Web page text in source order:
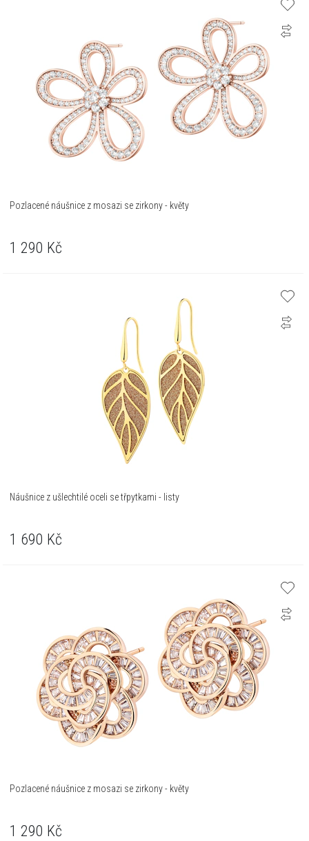
Pozlacené náušnice z mosazi se zirkony - květy
1 290 Kč
Náušnice z ušlechtilé oceli se třpytkami - listy
1 690 Kč
Pozlacené náušnice z mosazi se zirkony - květy
1 290 Kč